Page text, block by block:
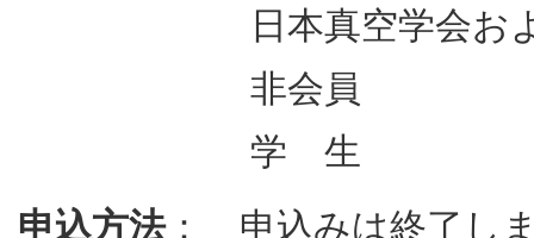
日本真空学会および日
非会員
学 生 無
申込方法： 申込みは終了し